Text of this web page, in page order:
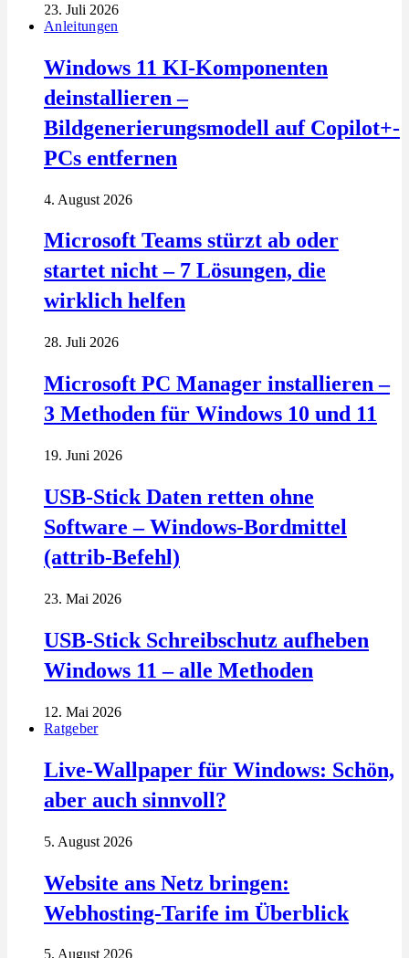
23. Juli 2026
Anleitungen
Windows 11 KI-Komponenten
deinstallieren –
Bildgenerierungsmodell auf Copilot+-
PCs entfernen
4. August 2026
Microsoft Teams stürzt ab oder
startet nicht – 7 Lösungen, die
wirklich helfen
28. Juli 2026
Microsoft PC Manager installieren –
3 Methoden für Windows 10 und 11
19. Juni 2026
USB-Stick Daten retten ohne
Software – Windows-Bordmittel
(attrib-Befehl)
23. Mai 2026
USB-Stick Schreibschutz aufheben
Windows 11 – alle Methoden
12. Mai 2026
Ratgeber
Live-Wallpaper für Windows: Schön,
aber auch sinnvoll?
5. August 2026
Website ans Netz bringen:
Webhosting-Tarife im Überblick
5. August 2026